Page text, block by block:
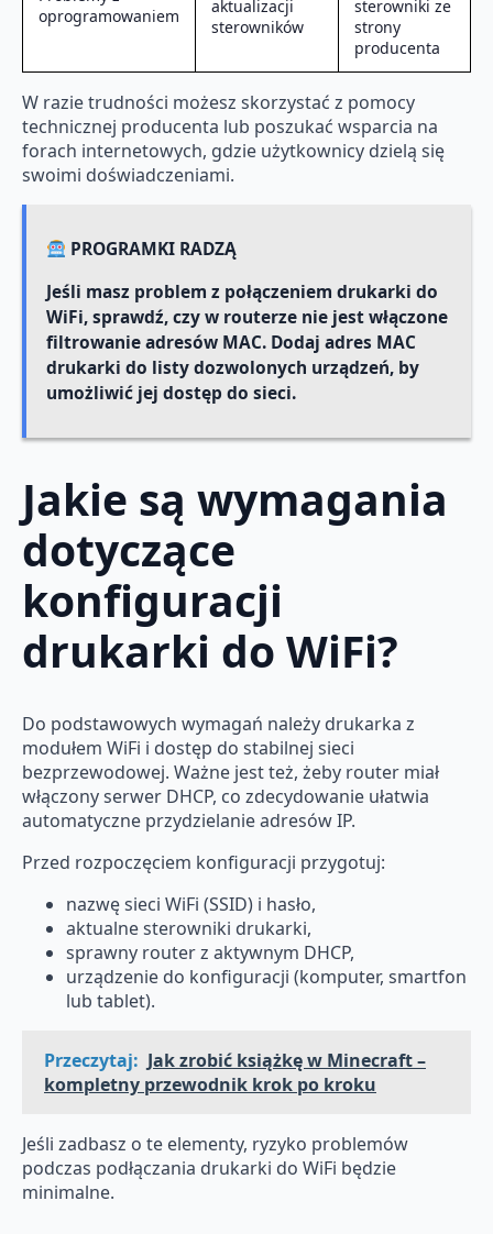
oprogramowaniem
aktualizacji
sterowników
sterowniki ze
strony
producenta
W razie trudności możesz skorzystać z pomocy
technicznej producenta lub poszukać wsparcia na
forach internetowych, gdzie użytkownicy dzielą się
swoimi doświadczeniami.
PROGRAMKI RADZĄ
Jeśli masz problem z połączeniem drukarki do
WiFi, sprawdź, czy w routerze nie jest włączone
filtrowanie adresów MAC. Dodaj adres MAC
drukarki do listy dozwolonych urządzeń, by
umożliwić jej dostęp do sieci.
Jakie są wymagania
dotyczące
konfiguracji
drukarki do WiFi?
Do podstawowych wymagań należy drukarka z
modułem WiFi i dostęp do stabilnej sieci
bezprzewodowej. Ważne jest też, żeby router miał
włączony serwer DHCP, co zdecydowanie ułatwia
automatyczne przydzielanie adresów IP.
Przed rozpoczęciem konfiguracji przygotuj:
nazwę sieci WiFi (SSID) i hasło,
aktualne sterowniki drukarki,
sprawny router z aktywnym DHCP,
urządzenie do konfiguracji (komputer, smartfon
lub tablet).
Przeczytaj: Jak zrobić książkę w Minecraft –
kompletny przewodnik krok po kroku
Jeśli zadbasz o te elementy, ryzyko problemów
podczas podłączania drukarki do WiFi będzie
minimalne.